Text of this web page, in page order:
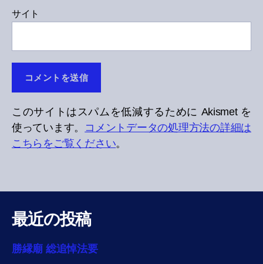
サイト
このサイトはスパムを低減するために Akismet を
使っています。 コメントデータの処理方法の詳細は
こちらをご覧ください。
最近の投稿
勝縁廟 総追悼法要